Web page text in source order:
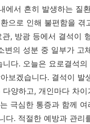
에서 흔히 발생하는 질
으로 인해 불편함을 겪
, 방광 등에서 결석이
변의 성분 중 일부가 고
다. 오늘은 요로결석의
보겠습니다. 결석이 발
양하고, 개인마다 차
극심한 통증과 함께
다. 적절한 예방과 관리